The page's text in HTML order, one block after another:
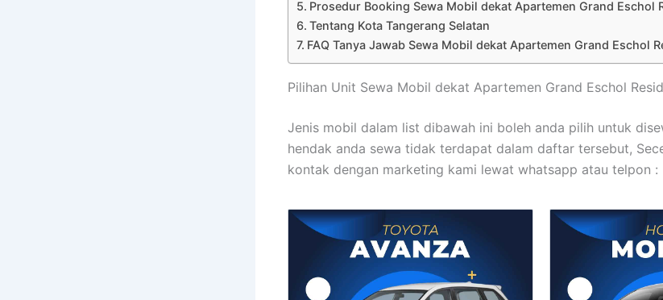
Prosedur Booking Sewa Mobil dekat Apartemen Grand Eschol
Tentang Kota Tangerang Selatan
FAQ Tanya Jawab Sewa Mobil dekat Apartemen Grand Eschol
Pilihan Unit Sewa Mobil dekat Apartemen Grand Eschol
Jenis mobil dalam list dibawah ini boleh anda pilih untuk
hendak anda sewa tidak terdapat dalam daftar tersebut,
kontak dengan marketing kami lewat whatsapp atau telpon :